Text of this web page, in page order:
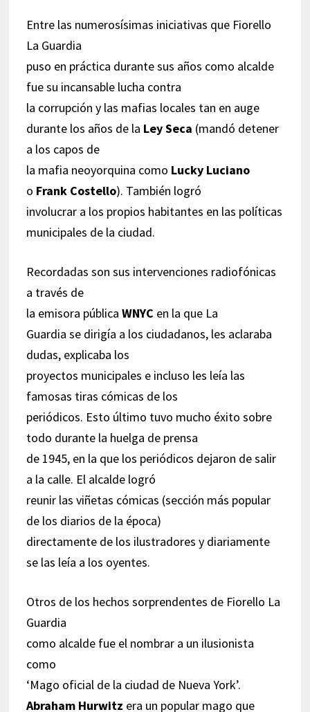
Entre las numerosísimas iniciativas que Fiorello
La Guardia
puso en práctica durante sus años como alcalde
fue su incansable lucha contra
la corrupción y las mafias locales tan en auge
durante los años de la Ley Seca (mandó detener
a los capos de
la mafia neoyorquina como Lucky Luciano
o Frank Costello). También logró
involucrar a los propios habitantes en las políticas
municipales de la ciudad.
Recordadas son sus intervenciones radiofónicas
a través de
la emisora pública WNYC en la que La
Guardia se dirigía a los ciudadanos, les aclaraba
dudas, explicaba los
proyectos municipales e incluso les leía las
famosas tiras cómicas de los
periódicos. Esto último tuvo mucho éxito sobre
todo durante la huelga de prensa
de 1945, en la que los periódicos dejaron de salir
a la calle. El alcalde logró
reunir las viñetas cómicas (sección más popular
de los diarios de la época)
directamente de los ilustradores y diariamente
se las leía a los oyentes.
Otros de los hechos sorprendentes de Fiorello La
Guardia
como alcalde fue el nombrar a un ilusionista
como
‘Mago oficial de la ciudad de Nueva York’.
Abraham Hurwitz era un popular mago que